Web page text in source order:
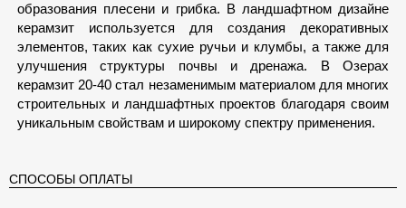
образования плесени и грибка. В ландшафтном дизайне
керамзит используется для создания декоративных
элементов, таких как сухие ручьи и клумбы, а также для
улучшения структуры почвы и дренажа. В Озерах
керамзит 20-40 стал незаменимым материалом для многих
строительных и ландшафтных проектов благодаря своим
уникальным свойствам и широкому спектру применения.
СПОСОБЫ ОПЛАТЫ